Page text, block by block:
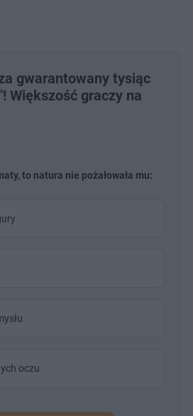
gwarantowany tysiąc
Większość graczy na
to natura nie pożałowała mu:
oczu